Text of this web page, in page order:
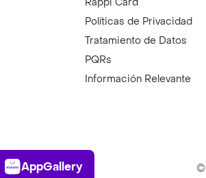
Políticas de Privacidad
Tratamiento de Datos
PQRs
Información Relevante
AppGallery
AppGallery ©